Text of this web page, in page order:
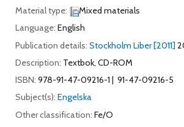
Material type:
Mixed materials
Language: English
Publication details: Stockholm Liber[2011]
Description: Textbok, CD-ROM
ISBN: 978-91-47-09216-1
91-47-09216-5
Subject(s): Engelska
Other classification: Fe/O